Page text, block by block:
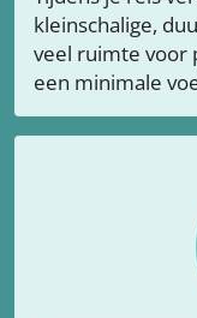
kleinschalige,
veel ruimte voor
een minimale